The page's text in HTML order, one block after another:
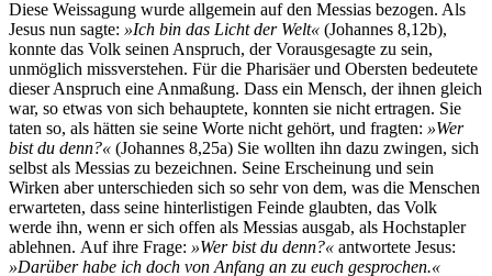
Diese Weissagung wurde allgemein auf den Messias bezogen. Als
Jesus nun sagte: »Ich bin das Licht der Welt« (Johannes 8,12b),
konnte das Volk seinen Anspruch, der Vorausgesagte zu sein,
unmöglich missverstehen. Für die Pharisäer und Obersten bedeutete
dieser Anspruch eine Anmaßung. Dass ein Mensch, der ihnen gleich
war, so etwas von sich behauptete, konnten sie nicht ertragen. Sie
taten so, als hätten sie seine Worte nicht gehört, und fragten: »Wer
bist du denn?« (Johannes 8,25a) Sie wollten ihn dazu zwingen, sich
selbst als Messias zu bezeichnen. Seine Erscheinung und sein
Wirken aber unterschieden sich so sehr von dem, was die Menschen
erwarteten, dass seine hinterlistigen Feinde glaubten, das Volk
werde ihn, wenn er sich offen als Messias ausgab, als Hochstapler
ablehnen. Auf ihre Frage: »Wer bist du denn?« antwortete Jesus:
»Darüber habe ich doch von Anfang an zu euch gesprochen.«